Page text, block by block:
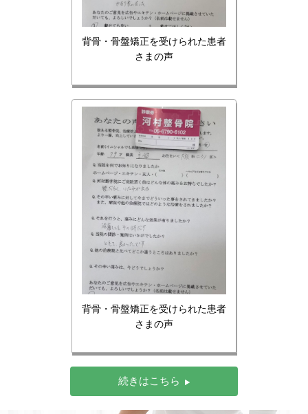
背骨・骨盤矯正を受けられた患者
さまの声
背骨・骨盤矯正を受けられた患者
さまの声
続きはこちら